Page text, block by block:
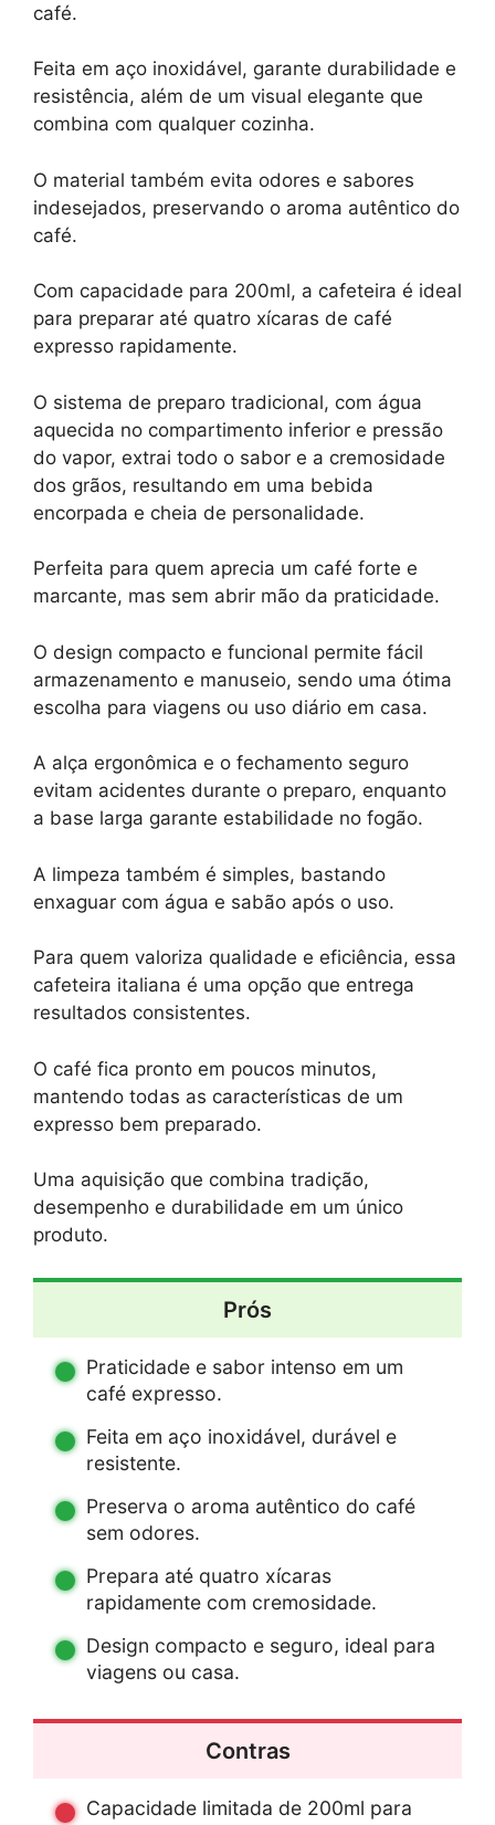
café.
Feita em aço inoxidável, garante durabilidade e
resistência, além de um visual elegante que
combina com qualquer cozinha.
O material também evita odores e sabores
indesejados, preservando o aroma autêntico do
café.
Com capacidade para 200ml, a cafeteira é ideal
para preparar até quatro xícaras de café
expresso rapidamente.
O sistema de preparo tradicional, com água
aquecida no compartimento inferior e pressão
do vapor, extrai todo o sabor e a cremosidade
dos grãos, resultando em uma bebida
encorpada e cheia de personalidade.
Perfeita para quem aprecia um café forte e
marcante, mas sem abrir mão da praticidade.
O design compacto e funcional permite fácil
armazenamento e manuseio, sendo uma ótima
escolha para viagens ou uso diário em casa.
A alça ergonômica e o fechamento seguro
evitam acidentes durante o preparo, enquanto
a base larga garante estabilidade no fogão.
A limpeza também é simples, bastando
enxaguar com água e sabão após o uso.
Para quem valoriza qualidade e eficiência, essa
cafeteira italiana é uma opção que entrega
resultados consistentes.
O café fica pronto em poucos minutos,
mantendo todas as características de um
expresso bem preparado.
Uma aquisição que combina tradição,
desempenho e durabilidade em um único
produto.
Prós
Praticidade e sabor intenso em um
café expresso.
Feita em aço inoxidável, durável e
resistente.
Preserva o aroma autêntico do café
sem odores.
Prepara até quatro xícaras
rapidamente com cremosidade.
Design compacto e seguro, ideal para
viagens ou casa.
Contras
Capacidade limitada de 200ml para